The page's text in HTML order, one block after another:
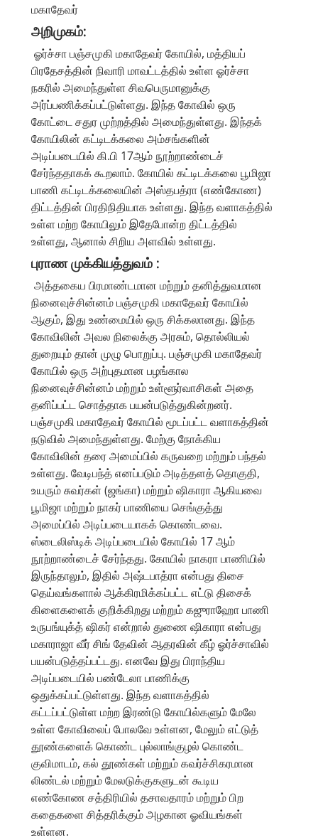
மகாதேவர்
அறிமுகம்:
ஓர்ச்சா பஞ்சமுகி மகாதேவர் கோயில், மத்தியப்
பிரதேசத்தின் நிவாரி மாவட்டத்தில் உள்ள ஓர்ச்சா
நகரில் அமைந்துள்ள சிவபெருமானுக்கு
அர்ப்பணிக்கப்பட்டுள்ளது. இந்த கோவில் ஒரு
கோட்டை சதுர முற்றத்தில் அமைந்துள்ளது. இந்தக்
கோயிலின் கட்டிடக்கலை அம்சங்களின்
அடிப்படையில் கி.பி 17ஆம் நூற்றாண்டைச்
சேர்ந்ததாகக் கூறலாம். கோயில் கட்டிடக்கலை பூமிஜா
பாணி கட்டிடக்கலையின் அஸ்தபத்ரா (எண்கோண)
திட்டத்தின் பிரதிநிதியாக உள்ளது. இந்த வளாகத்தில்
உள்ள மற்ற கோயிலும் இதேபோன்ற திட்டத்தில்
உள்ளது, ஆனால் சிறிய அளவில் உள்ளது.
புராண முக்கியத்துவம் :
அத்தகைய பிரமாண்டமான மற்றும் தனித்துவமான
நினைவுச்சின்னம் பஞ்சமுகி மகாதேவர் கோயில்
ஆகும், இது உண்மையில் ஒரு சிக்கலானது. இந்த
கோவிலின் அவல நிலைக்கு அரசும், தொல்லியல்
துறையும் தான் முழு பொறுப்பு. பஞ்சமுகி மகாதேவர்
கோயில் ஒரு அற்புதமான பழங்கால
நினைவுச்சின்னம் மற்றும் உள்ளூர்வாசிகள் அதை
தனிப்பட்ட சொத்தாக பயன்படுத்துகின்றனர்.
பஞ்சமுகி மகாதேவர் கோயில் மூடப்பட்ட வளாகத்தின்
நடுவில் அமைந்துள்ளது. மேற்கு நோக்கிய
கோவிலின் தரை அமைப்பில் கருவறை மற்றும் பந்தல்
உள்ளது. வேடிபந்த் எனப்படும் அடித்தளத் தொகுதி,
உயரும் சுவர்கள் (ஜங்கா) மற்றும் ஷிகாரா ஆகியவை
பூமிஜா மற்றும் நாகர் பாணியை செங்குத்து
அமைப்பில் அடிப்படையாகக் கொண்டவை.
ஸ்டைலிஸ்டிக் அடிப்படையில் கோயில் 17 ஆம்
நூற்றாண்டைச் சேர்ந்தது. கோயில் நாகரா பாணியில்
இருந்தாலும், இதில் அஷ்டபாத்ரா என்பது திசை
தெய்வங்களால் ஆக்கிரமிக்கப்பட்ட எட்டு திசைக்
கிளைகளைக் குறிக்கிறது மற்றும் கஜுராஹோ பாணி
உருபங்யுக்த் ஷிகர் என்றால் துணை ஷிகாரா என்பது
மகாராஜா வீர் சிங் தேவின் ஆதரவின் கீழ் ஓர்ச்சாவில்
பயன்படுத்தப்பட்டது. எனவே இது பிராந்திய
அடிப்படையில் பண்டேலா பாணிக்கு
ஒதுக்கப்பட்டுள்ளது. இந்த வளாகத்தில்
கட்டப்பட்டுள்ள மற்ற இரண்டு கோயில்களும் மேலே
உள்ள கோவிலைப் போலவே உள்ளன, மேலும் எட்டுத்
தூண்களைக் கொண்ட புல்லாங்குழல் கொண்ட
குவிமாடம், கல் தூண்கள் மற்றும் கவர்ச்சிகரமான
லிண்டல் மற்றும் மேலடுக்குகளுடன் கூடிய
எண்கோண சத்திரியில் தசாவதாரம் மற்றும் பிற
கதைகளை சித்தரிக்கும் அழகான ஓவியங்கள்
உள்ளன.